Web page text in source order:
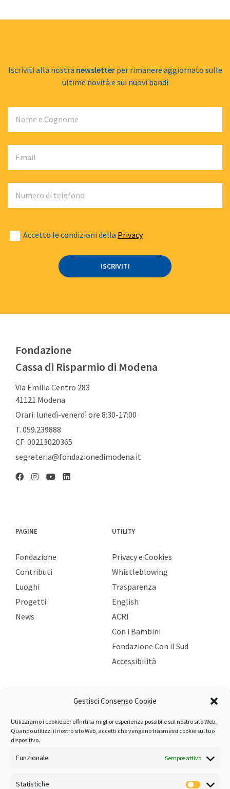
Gestisci Consenso Cookie
Utilizziamo i cookie per offrirti la miglior esperienza possibile sul nostro sito Web.
Quando utilizzi il nostro sito Web, accetti che vengano trasmessi cookie sul tuo
dispositivo.
Funzionale Sempre attivo
Statistiche
Iscriviti alla nostra newsletterper rimanere aggiornato sulle
ultime novità e sui nuovi bandi
Accetto le condizioni della Privacy
Fondazione
Cassa di Risparmio di Modena
Via Emilia Centro 283
41121 Modena
Orari: lunedì-venerdì ore 8:30-17:00
T. 059.239888
CF: 00213020365
segreteria@fondazionedimodena.it
PAGINE
Fondazione
Contributi
Luoghi
Progetti
News
UTILITY
Privacy e Cookies
Whistleblowing
Trasparenza
English
ACRI
Con i Bambini
Fondazione Con il Sud
Accessibilità
Bando Persona: pubblicati gli esiti 2026
5 Agosto 2026
Poesia Festival torna con la ventiduesima edizione